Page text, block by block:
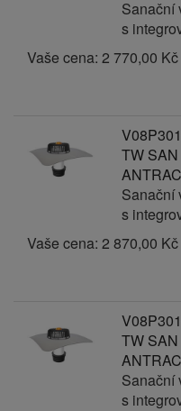
Sanační
s
Vaše cena: 2 770,00 Kč
TW
Sanační
s
Vaše cena: 2 870,00 Kč
TW
Sanační
s